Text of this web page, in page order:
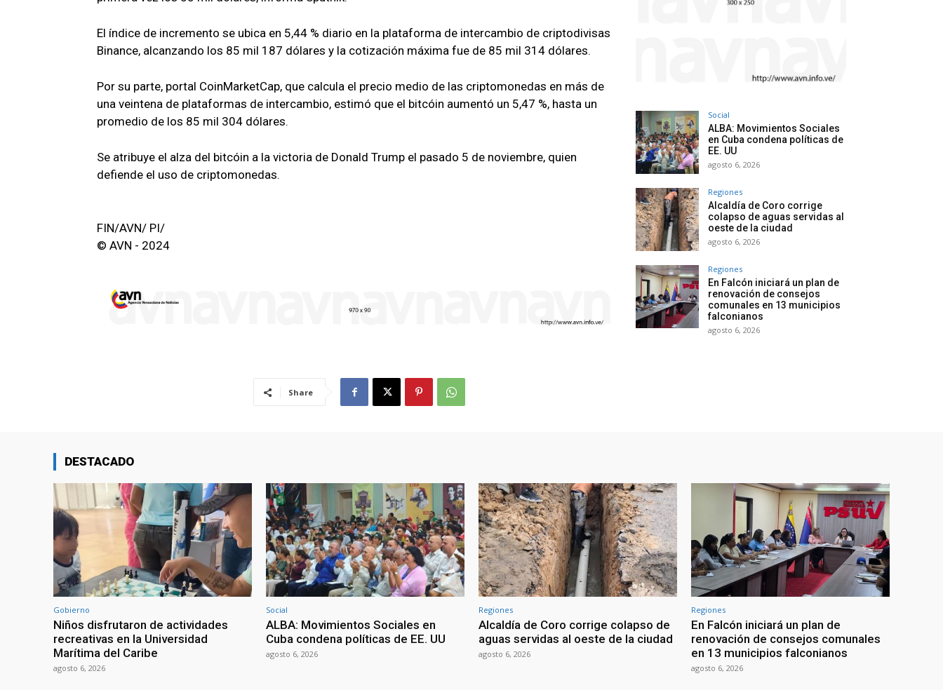
El índice de incremento se ubica en 5,44 % diario en la plataforma de intercambio de criptodivisas
Binance, alcanzando los 85 mil 187 dólares y la cotización máxima fue de 85 mil 314 dólares.
Por su parte, portal CoinMarketCap, que calcula el precio medio de las criptomonedas en más de
una veintena de plataformas de intercambio, estimó que el bitcóin aumentó un 5,47 %, hasta un
promedio de los 85 mil 304 dólares.
Se atribuye el alza del bitcóin a la victoria de Donald Trump el pasado 5 de noviembre, quien
defiende el uso de criptomonedas.
FIN/AVN/ PI/
© AVN - 2024
Share
Social
ALBA: Movimientos Sociales
en Cuba condena políticas de
EE. UU
agosto 6, 2026
Regiones
Alcaldía de Coro corrige
colapso de aguas servidas al
oeste de la ciudad
agosto 6, 2026
Regiones
En Falcón iniciará un plan de
renovación de consejos
comunales en 13 municipios
falconianos
agosto 6, 2026
DESTACADO
Gobierno
Niños disfrutaron de actividades
recreativas en la Universidad
Marítima del Caribe
agosto 6, 2026
Social
ALBA: Movimientos Sociales en
Cuba condena políticas de EE. UU
agosto 6, 2026
Regiones
Alcaldía de Coro corrige colapso de
aguas servidas al oeste de la ciudad
agosto 6, 2026
Regiones
En Falcón iniciará un plan de
renovación de consejos comunales
en 13 municipios falconianos
agosto 6, 2026